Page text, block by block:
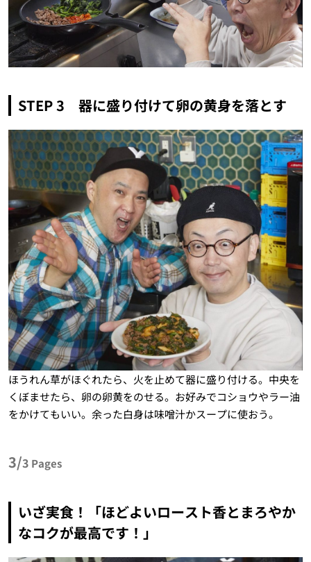
STEP 3 器に盛り付けて卵の黄身を落とす
ほうれん草がほぐれたら、火を止めて器に盛り付ける。中央を
くぼませたら、卵の卵黄をのせる。お好みでコショウやラー油
をかけてもいい。余った白身は味噌汁かスープに使おう。
3/3 Pages
いざ実食！「ほどよいロースト香とまろやか
なコクが最高です！」